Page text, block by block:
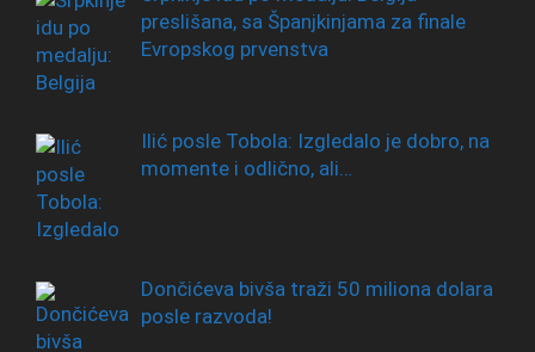
preslišana, sa Španjkinjama za finale
Evropskog prvenstva
Ilić posle Tobola: Izgledalo je dobro, na
momente i odlično, ali…
Dončićeva bivša traži 50 miliona dolara
posle razvoda!